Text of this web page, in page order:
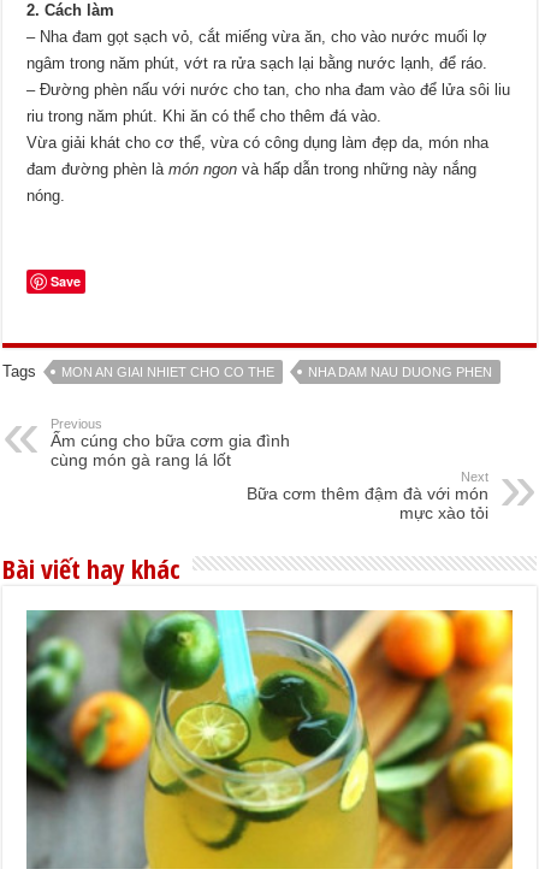
2. Cách làm
– Nha đam gọt sạch vỏ, cắt miếng vừa ăn, cho vào nước muối lợ
ngâm trong năm phút, vớt ra rửa sạch lại bằng nước lạnh, để ráo.
– Đường phèn nấu với nước cho tan, cho nha đam vào để lửa sôi liu
riu trong năm phút. Khi ăn có thể cho thêm đá vào.
Vừa giải khát cho cơ thể, vừa có công dụng làm đẹp da, món nha
đam đường phèn làmón ngon và hấp dẫn trong những này nắng
nóng.
Save
Tags MON AN GIAI NHIET CHO CO THE NHA DAM NAU DUONG PHEN
Previous
Ấm cúng cho bữa cơm gia đình
cùng món gà rang lá lốt
Next
Bữa cơm thêm đậm đà với món
mực xào tỏi
Bài viết hay khác